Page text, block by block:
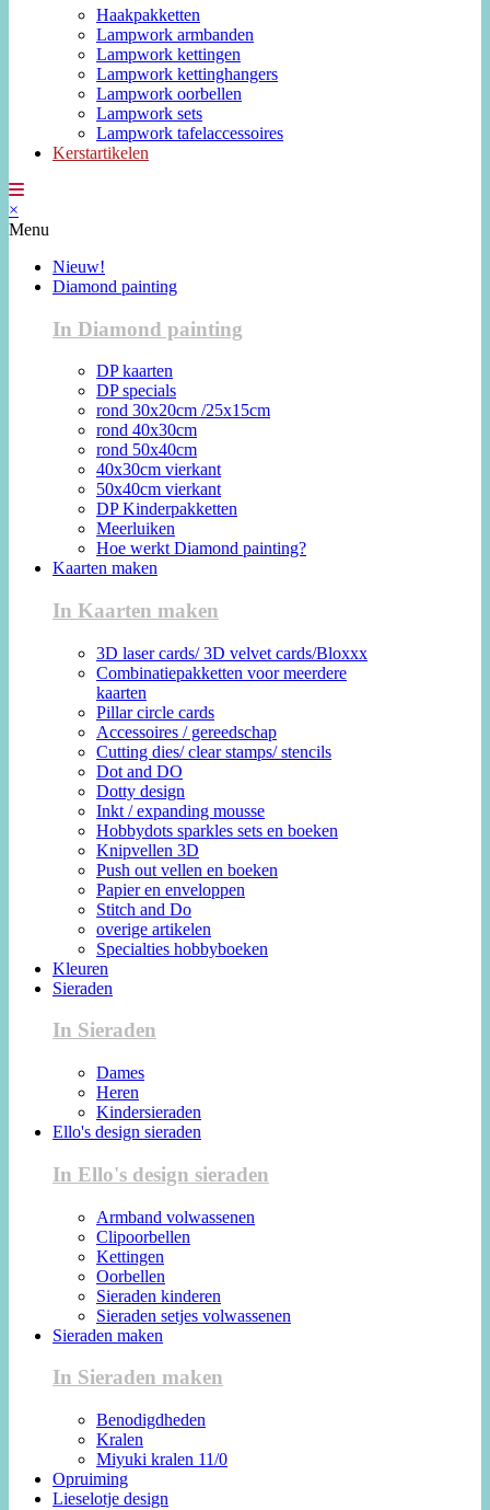
Haakpakketten
Lampwork armbanden
Lampwork kettingen
Lampwork kettinghangers
Lampwork oorbellen
Lampwork sets
Lampwork tafelaccessoires
Kerstartikelen
×
Menu
Nieuw!
Diamond painting
In Diamond painting
DP kaarten
DP specials
rond 30x20cm /25x15cm
rond 40x30cm
rond 50x40cm
40x30cm vierkant
50x40cm vierkant
DP Kinderpakketten
Meerluiken
Hoe werkt Diamond painting?
Kaarten maken
In Kaarten maken
3D laser cards/ 3D velvet cards/Bloxxx
Combinatiepakketten voor meerdere
kaarten
Pillar circle cards
Accessoires / gereedschap
Cutting dies/ clear stamps/ stencils
Dot and DO
Dotty design
Inkt / expanding mousse
Hobbydots sparkles sets en boeken
Knipvellen 3D
Push out vellen en boeken
Papier en enveloppen
Stitch and Do
overige artikelen
Specialties hobbyboeken
Kleuren
Sieraden
In Sieraden
Dames
Heren
Kindersieraden
Ello's design sieraden
In Ello's design sieraden
Armband volwassenen
Clipoorbellen
Kettingen
Oorbellen
Sieraden kinderen
Sieraden setjes volwassenen
Sieraden maken
In Sieraden maken
Benodigdheden
Kralen
Miyuki kralen 11/0
Opruiming
Lieselotje design